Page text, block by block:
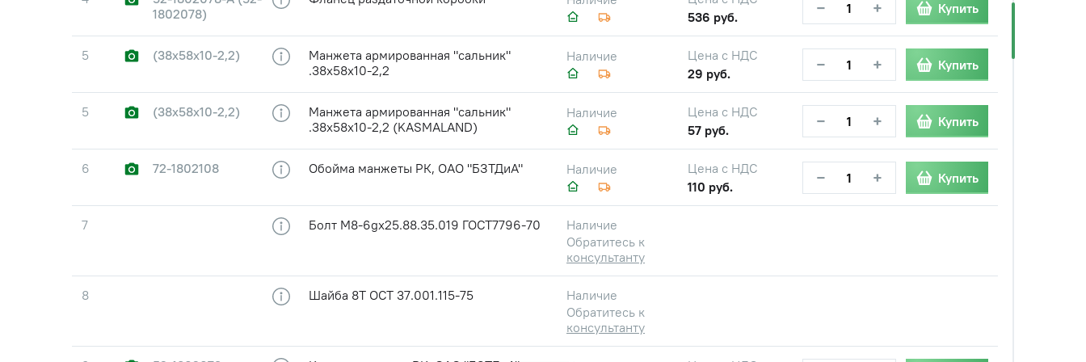
1802078)
536 руб.
− + Купить
5 (38х58х10-2,2)
Манжета армированная "сальник"
.38х58х10-2,2
Наличие
Цена с НДС
29 руб.
− + Купить
5 (38х58х10-2,2)
Манжета армированная "сальник"
.38х58х10-2,2 (KASMALAND)
Наличие
Цена с НДС
57 руб.
− + Купить
6 72-1802108 Обойма манжеты РК, ОАО "БЗТДиА" Наличие
Цена с НДС
110 руб.
− + Купить
7 Болт М8-6gх25.88.35.019 ГОСТ7796-70
Наличие
Обратитесь к
консультанту
8 Шайба 8Т ОСТ 37.001.115-75
Наличие
Обратитесь к
консультанту